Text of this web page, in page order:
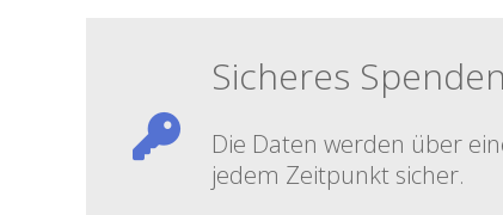
Sicheres Spenden
Die Daten werden über
jedem Zeitpunkt sicher.